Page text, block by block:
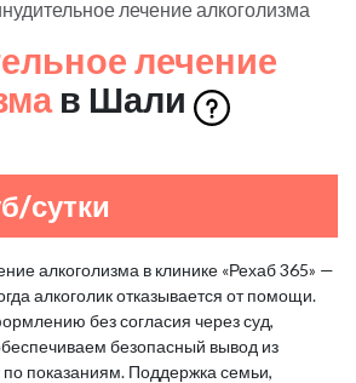
лечение алкоголизма
лечение
в Шали
сутки
алкоголизма в клинике «Рехаб 365» —
алкоголик отказывается от помощи.
без согласия через суд,
безопасный вывод из
по показаниям. Поддержка семьи,